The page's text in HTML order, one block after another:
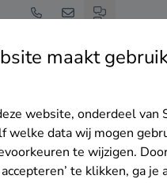
maakt
website, onderdeel van
welke data wij mogen
te wijzigen.
te klikken, ga je